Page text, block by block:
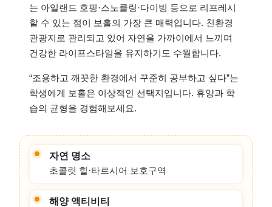
는 아일랜드 호핑·스노클링·다이빙 등으로 리프레시
할 수 있는 점이 보홀의 가장 큰 매력입니다. 친환경
관광지로 관리되고 있어 자연을 가까이에서 느끼며
건강한 라이프스타일을 유지하기도 수월합니다.
“조용하고 깨끗한 환경에서 꾸준히 공부하고 싶다”는
학생에게 보홀은 이상적인 선택지입니다. 휴양과 학
습의 균형을 경험해보세요.
핵심 하이라이트
자연 명소
초콜릿 힐·타르시어 보호구역
해양 액티비티